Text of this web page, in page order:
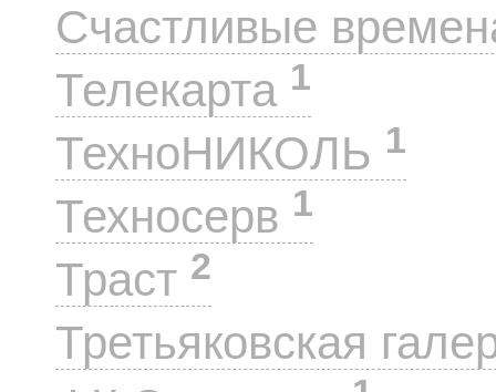
Счастливые
Телекарта 1
ТехноНИКОЛЬ 1
Техносерв 1
Траст 2
Третьяковская